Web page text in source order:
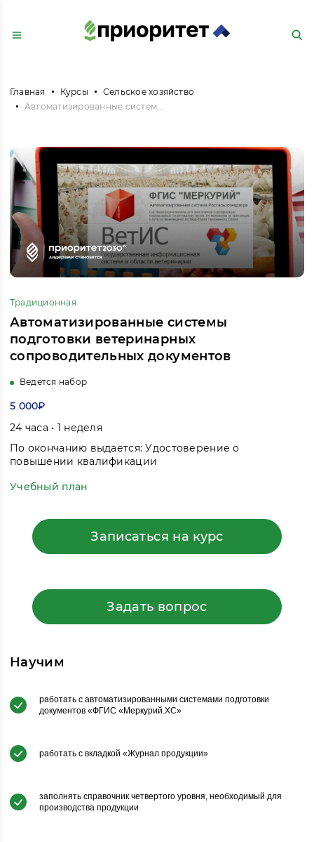
Главная Курсы
Сельское хозяйство
Автоматизированные системы подготовки ветеринарных сопроводительных документов
Традиционная
Автоматизированные системы
подготовки ветеринарных
сопроводительных документов
Ведётся набор
5 000₽
24 часа • 1 неделя
По окончанию выдается: Удостоверение о
повышении квалификации
Учебный план
Записаться на курс
Задать вопрос
Научим
работать с автоматизированными системами подготовки
документов «ФГИС «Меркурий.ХС»
работать с вкладкой «Журнал продукции»
заполнять справочник четвертого уровня, необходимый для
производства продукции